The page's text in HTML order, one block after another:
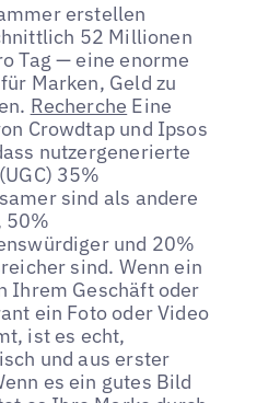
erstellen
52 Millionen
Tag — eine enorme
Marken, Geld zu
Recherche Eine
Crowdtap und Ipsos
nutzergenerierte
35%
sind als andere
50%
und 20%
sind. Wenn ein
Ihrem Geschäft oder
ein Foto oder Video
ist es echt,
und aus erster
es ein gutes Bild